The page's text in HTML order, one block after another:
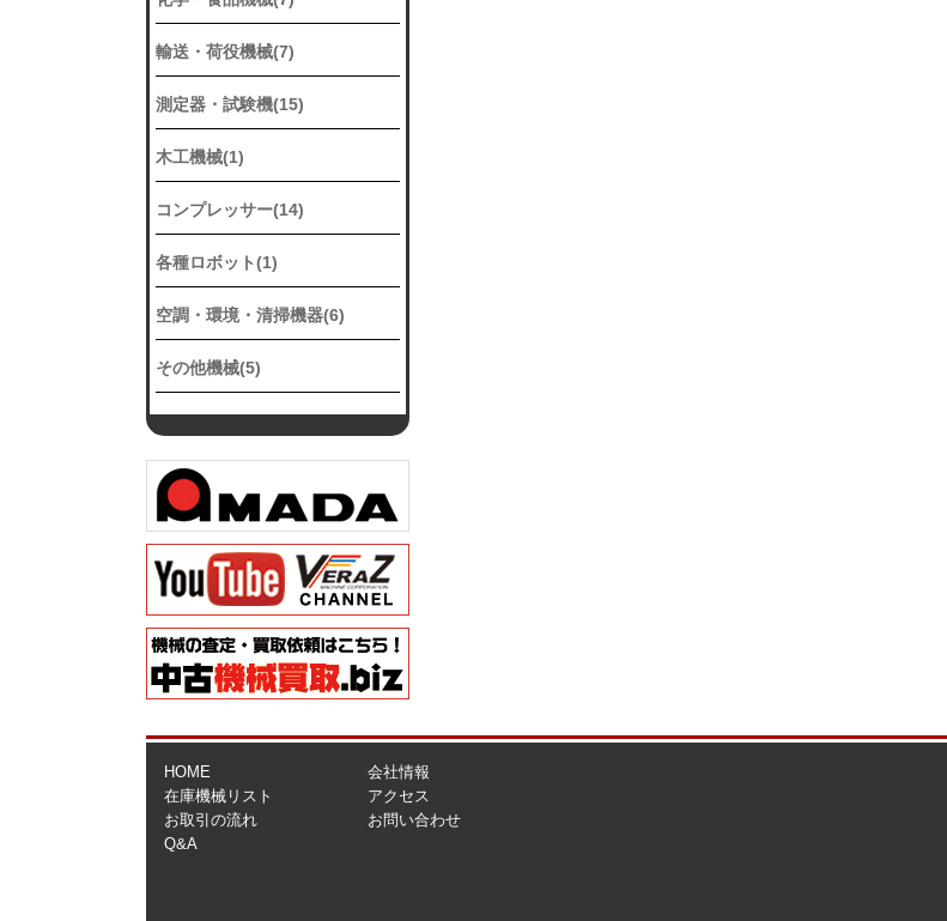
輸送・荷役機械(7)
測定器・試験機(15)
木工機械(1)
コンプレッサー(14)
各種ロボット(1)
空調・環境・清掃機器(6)
その他機械(5)
HOME
在庫機械リスト
お取引の流れ
Q&A
会社情報
アクセス
お問い合わせ